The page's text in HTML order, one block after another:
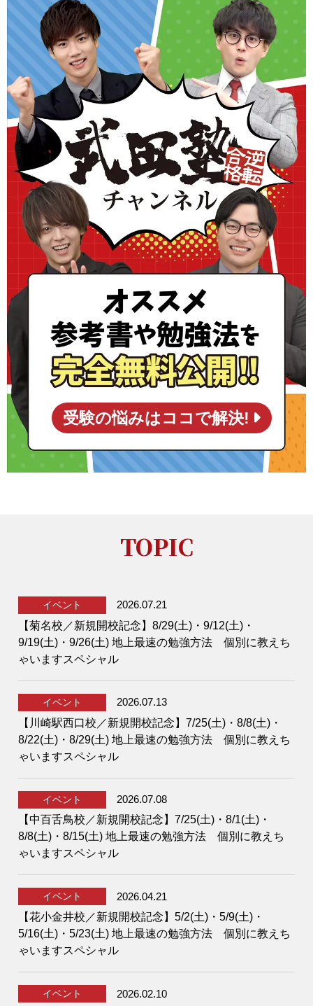
受験の悩みはココで解決!
TOPIC
イベント
2026.07.21
【菊名校／新規開校記念】8/29(土)・9/12(土)・
9/19(土)・9/26(土) 地上最速の勉強方法 個別に教えち
ゃいますスペシャル
イベント
2026.07.13
【川崎駅西口校／新規開校記念】7/25(土)・8/8(土)・
8/22(土)・8/29(土) 地上最速の勉強方法 個別に教えち
ゃいますスペシャル
イベント
2026.07.08
【中百舌鳥校／新規開校記念】7/25(土)・8/1(土)・
8/8(土)・8/15(土) 地上最速の勉強方法 個別に教えち
ゃいますスペシャル
イベント
2026.04.21
【花小金井校／新規開校記念】5/2(土)・5/9(土)・
5/16(土)・5/23(土) 地上最速の勉強方法 個別に教えち
ゃいますスペシャル
イベント 2026.02.10